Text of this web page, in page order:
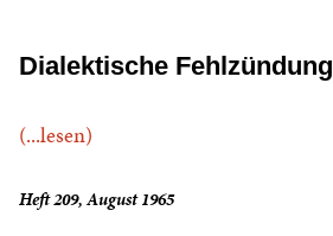
Dialektische Fehlzündung
(...lesen)
Heft 209, August 1965